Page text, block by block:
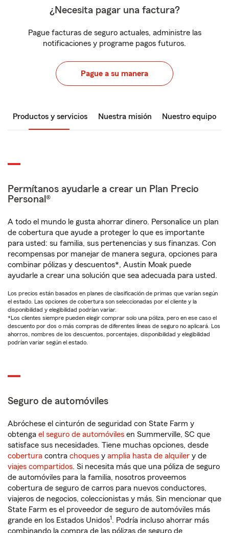
¿Necesita pagar una factura?
Pague facturas de seguro actuales, administre las
notificaciones y programe pagos futuros.
Pague a su manera
Productos y servicios Nuestra misión Nuestro equipo
Permítanos ayudarle a crear un Plan Precio
Personal®
A todo el mundo le gusta ahorrar dinero. Personalice un plan
de cobertura que ayude a proteger lo que es importante
para usted: su familia, sus pertenencias y sus finanzas. Con
recompensas por manejar de manera segura, opciones para
combinar pólizas y descuentos*, Austin Moak puede
ayudarle a crear una solución que sea adecuada para usted.
Los precios están basados en planes de clasificación de primas que varían según
el estado. Las opciones de cobertura son seleccionadas por el cliente y la
disponibilidad y elegibilidad podrían variar.
*Los clientes siempre pueden elegir comprar solo una póliza, pero en ese caso el
descuento por dos o más compras de diferentes líneas de seguro no aplicará. Los
ahorros, nombres de los descuentos, porcentajes, disponibilidad y elegibilidad
podrían variar según el estado.
Seguro de automóviles
Abróchese el cinturón de seguridad con State Farm y
obtenga el seguro de automóviles en Summerville, SC que
satisface sus necesidades. Tiene muchas opciones, desde
cobertura contra choques y amplia hasta de alquiler y de
viajes compartidos. Si necesita más que una póliza de seguro
de automóviles para la familia, nosotros proveemos
cobertura de seguro de carros para nuevos conductores,
viajeros de negocios, coleccionistas y más. Sin mencionar que
State Farm es el proveedor de seguro de automóviles más
grande en los Estados Unidos1. Podría incluso ahorrar más
combinando la compra de las pólizas de seguro de